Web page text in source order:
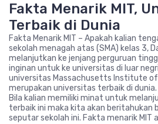
Fakta Menarik MIT,
Terbaik di Dunia
Fakta Menarik MIT – Apakah kalian
sekolah menagah atas (SMA) kelas 3,
melanjutkan ke jenjang perguruan
inginan untuk ke universitas di luar
universitas Massachusetts Institute of
merupakan universitas terbaik di dunia.
Bila kalian memiliki minat untuk
terbaik ini maka kita akan beritahukan
seputar sekolah ini. Fakta menarik MIT